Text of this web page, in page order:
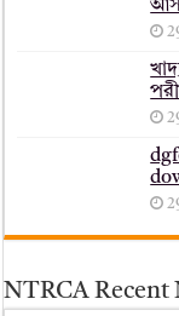
NTRCA Recent